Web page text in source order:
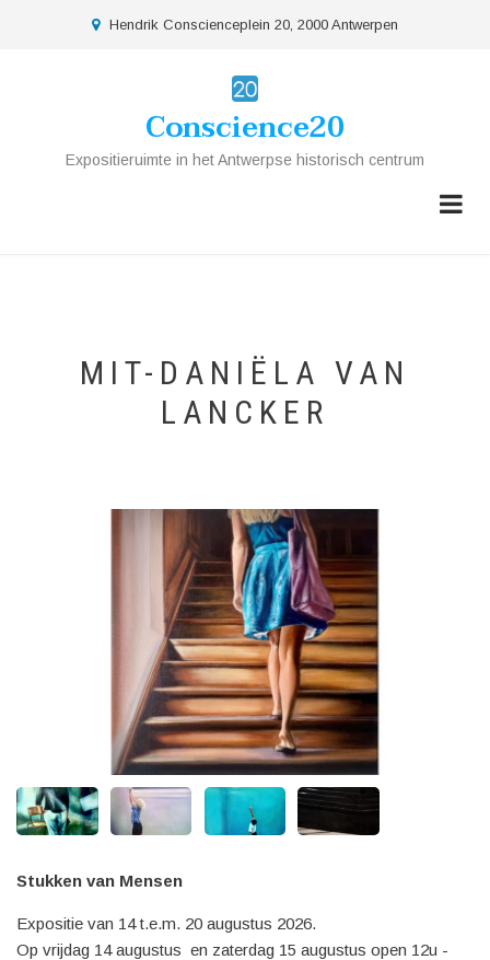
location
Hendrik Conscienceplein 20, 2000 Antwerpen
Conscience20
Expositieruimte in het Antwerpse historisch centrum
MIT-DANIËLA VAN
LANCKER
Stukken van Mensen
Expositie van 14 t.e.m. 20 augustus 2026.
Op vrijdag 14 augustus en zaterdag 15 augustus open 12u -